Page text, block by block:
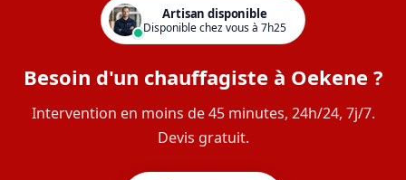
Artisan disponible
Disponible chez vous à 7h25
Besoin d'un chauffagiste à Oekene ?
Intervention en moins de 45 minutes, 24h/24, 7j/7.
Devis gratuit.